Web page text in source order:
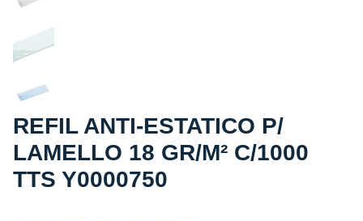
REFIL ANTI-ESTATICO P/
LAMELLO 18 GR/M² C/1000
TTS Y0000750